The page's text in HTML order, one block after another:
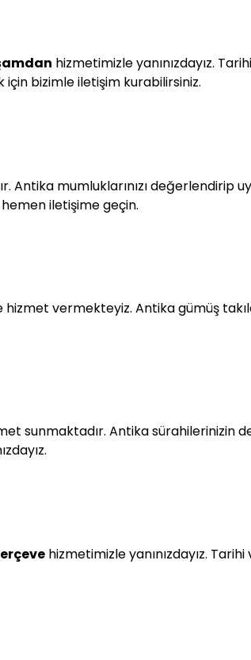
hizmetimizle yanınızdayız.
için bizimle iletişim kurabilirsiniz.
Antika mumluklarınızı değerlendirip
iletişime geçin.
vermekteyiz. Antika gümüş
sunmaktadır. Antika sürahilerinizin
hizmetimizle yanınızdayız.